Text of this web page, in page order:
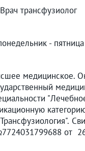
Врач трансфузиолог
-
медицинское.
от